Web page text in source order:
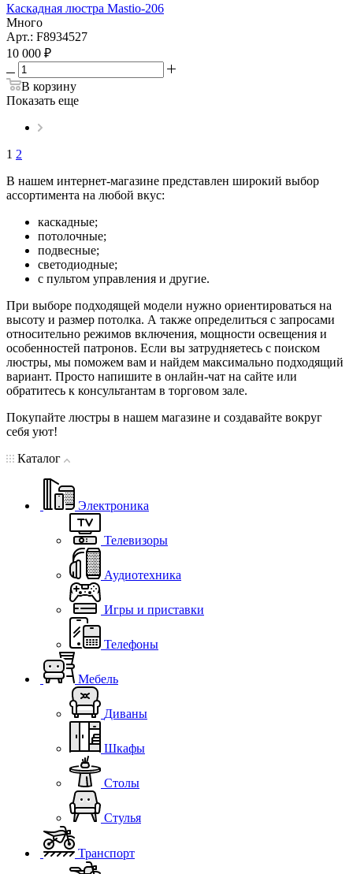
Каскадная люстра Mastio-206
Много
Арт.: F8934527
10 000 ₽
В корзину
Показать еще
1 2
В нашем интернет-магазине представлен широкий выбор
ассортимента на любой вкус:
каскадные;
потолочные;
подвесные;
светодиодные;
с пультом управления и другие.
При выборе подходящей модели нужно ориентироваться на
высоту и размер потолка. А также определиться с запросами
относительно режимов включения, мощности освещения и
особенностей патронов. Если вы затрудняетесь с поиском
люстры, мы поможем вам и найдем максимально подходящий
вариант. Просто напишите в онлайн-чат на сайте или
обратитесь к консультантам в торговом зале.
Покупайте люстры в нашем магазине и создавайте вокруг
себя уют!
Каталог
Электроника
Телевизоры
Аудиотехника
Игры и приставки
Телефоны
Мебель
Диваны
Шкафы
Столы
Стулья
Транспорт